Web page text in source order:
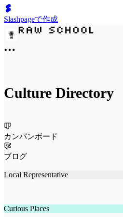
Slashpageで作成
Culture Directory
カンバンボード
ブログ
Local Representative
Curious Places